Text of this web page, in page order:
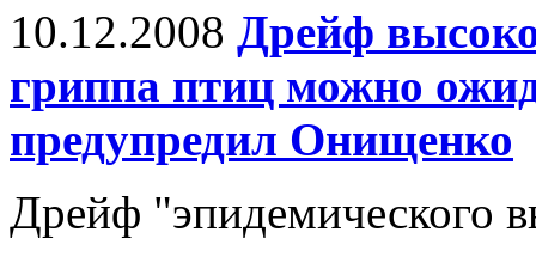
10.12.2008 Дрейф
гриппа птиц можно
предупредил Онищенко
Дрейф "эпидемического